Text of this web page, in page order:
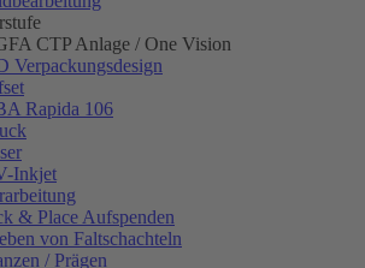
CTP Anlage / One Vision
Verpackungsdesign
Rapida 106
Inkjet
& Place Aufspenden
von Faltschachteln
/ Prägen